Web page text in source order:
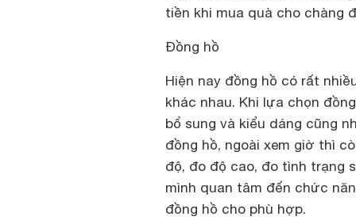
tiền khi mua quà cho chàng
Đồng hồ
Hiện nay đồng hồ có rất
khác nhau. Khi lựa chọn
bổ sung và kiểu dáng cũng
đồng hồ, ngoài xem giờ thì
độ, đo độ cao, đo tình trạng
mình quan tâm đến chức
đồng hồ cho phù hợp.